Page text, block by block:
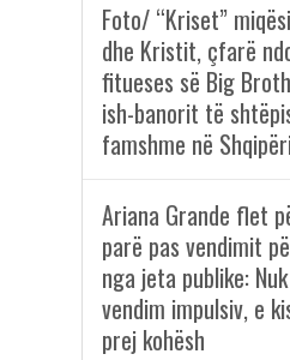
Foto/ “Kriset”
dhe Kristit, çfarë
fitueses së Big
ish-banorit të
famshme në
Ariana Grande flet
parë pas vendimit
nga jeta publike:
vendim impulsiv, e
prej kohësh